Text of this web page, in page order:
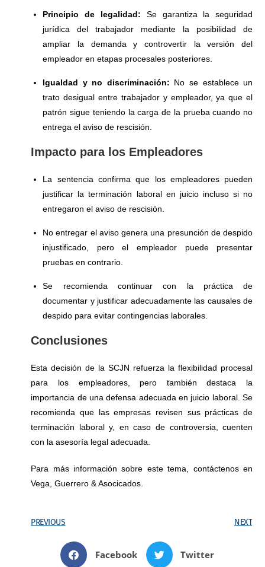
Principio de legalidad: Se garantiza la seguridad
jurídica del trabajador mediante la posibilidad de
ampliar la demanda y controvertir la versión del
empleador en etapas procesales posteriores.
Igualdad y no discriminación: No se establece un
trato desigual entre trabajador y empleador, ya que el
patrón sigue teniendo la carga de la prueba cuando no
entrega el aviso de rescisión.
Impacto para los Empleadores
La sentencia confirma que los empleadores pueden
justificar la terminación laboral en juicio incluso si no
entregaron el aviso de rescisión.
No entregar el aviso genera una presunción de despido
injustificado, pero el empleador puede presentar
pruebas en contrario.
Se recomienda continuar con la práctica de
documentar y justificar adecuadamente las causales de
despido para evitar contingencias laborales.
Conclusiones
Esta decisión de la SCJN refuerza la flexibilidad procesal
para los empleadores, pero también destaca la
importancia de una defensa adecuada en juicio laboral. Se
recomienda que las empresas revisen sus prácticas de
terminación laboral y, en caso de controversia, cuenten
con la asesoría legal adecuada.
Para más información sobre este tema, contáctenos en
Vega, Guerrero & Asocicados.
PREVIOUS NEXT
Facebook Twitter